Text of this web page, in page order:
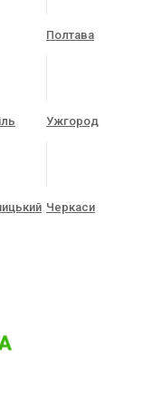
Полтава
Ужгород
Черкаси